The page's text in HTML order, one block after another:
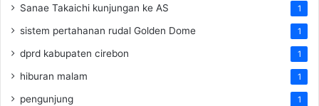
Sanae Takaichi kunjungan ke AS 1
sistem pertahanan rudal Golden Dome 1
dprd kabupaten cirebon 1
hiburan malam 1
pengunjung 1